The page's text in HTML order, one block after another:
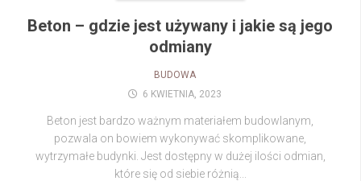
Beton – gdzie jest używany i jakie są jego
odmiany
BUDOWA
6 KWIETNIA, 2023
Beton jest bardzo ważnym materiałem budowlanym,
pozwala on bowiem wykonywać skomplikowane,
wytrzymałe budynki. Jest dostępny w dużej ilości odmian,
które się od siebie różnią...